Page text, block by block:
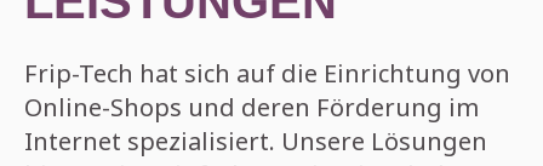
Frip-Tech hat sich auf die Einrichtung von
Online-Shops und deren Förderung im
Internet spezialisiert. Unsere Lösungen